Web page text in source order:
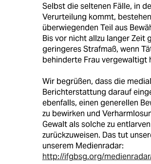
Selbst die seltenen Fälle, in
Verurteilung kommt,
überwiegenden Teil aus
Bis vor nicht allzu langer Zeit
geringeres Strafmaß, wenn
behinderte Frau vergewaltigt
Wir begrüßen, dass die
Berichterstattung darauf
ebenfalls, einen generellen
zu bewirken und
Gewalt als solche zu
zurückzuweisen. Das tut
unserem Medienradar:
http://ifgbsg.org/